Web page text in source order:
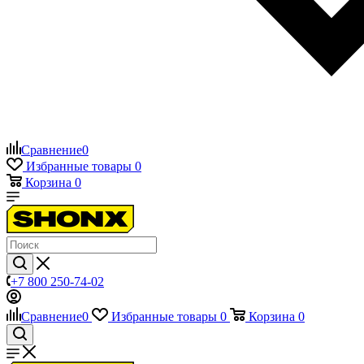
Сравнение0
Избранные товары 0
Корзина 0
+7 800 250-74-02
Сравнение0 Избранные товары 0 Корзина 0